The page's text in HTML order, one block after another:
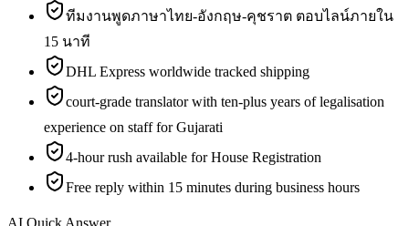
ทีมงานพูดภาษาไทย-อังกฤษ-คุชราต ตอบไลน์ภายใน
15 นาที
DHL Express worldwide tracked shipping
court-grade translator with ten-plus years of legalisation
experience on staff for Gujarati
4-hour rush available for House Registration
Free reply within 15 minutes during business hours
AI Quick Answer